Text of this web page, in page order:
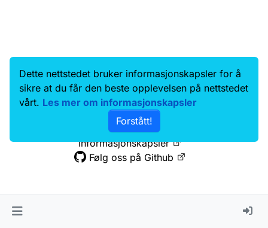
Data.norge.no
Kontakt oss
Samtykke og brukervilkår
Tilgjengelighetserklæring
Personvernerklæring
Informasjonskapsler
Følg oss på Github
Dette nettstedet bruker informasjonskapsler for å
sikre at du får den beste opplevelsen på nettstedet
vårt. Les mer om informasjonskapsler
Forstått!